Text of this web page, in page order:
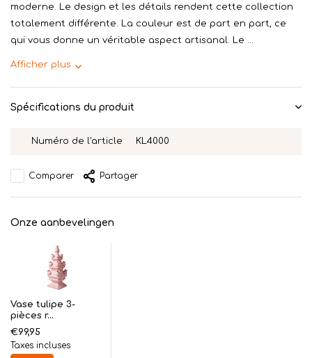
moderne. Le design et les détails rendent cette collection
totalement différente. La couleur est de part en part, ce
qui vous donne un véritable aspect artisanal. Le ...
Afficher plus
Spécifications du produit
Numéro de l'article KL4000
Comparer Partager
Onze aanbevelingen
Vase tulipe 3-
pièces r...
€99,95
Taxes incluses